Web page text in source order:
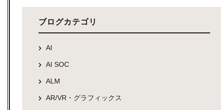
ブログカテゴリ
AI
AI SOC
ALM
AR/VR・グラフィックス